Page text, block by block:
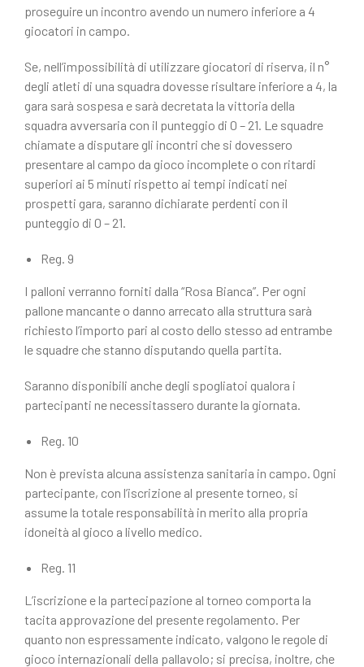
proseguire un incontro avendo un numero inferiore a 4
giocatori in campo.
Se, nell’impossibilità di utilizzare giocatori di riserva, il n°
degli atleti di una squadra dovesse risultare inferiore a 4, la
gara sarà sospesa e sarà decretata la vittoria della
squadra avversaria con il punteggio di 0 – 21. Le squadre
chiamate a disputare gli incontri che si dovessero
presentare al campo da gioco incomplete o con ritardi
superiori ai 5 minuti rispetto ai tempi indicati nei
prospetti gara, saranno dichiarate perdenti con il
punteggio di 0 – 21.
Reg. 9
I palloni verranno forniti dalla “Rosa Bianca”. Per ogni
pallone mancante o danno arrecato alla struttura sarà
richiesto l’importo pari al costo dello stesso ad entrambe
le squadre che stanno disputando quella partita.
Saranno disponibili anche degli spogliatoi qualora i
partecipanti ne necessitassero durante la giornata.
Reg. 10
Non è prevista alcuna assistenza sanitaria in campo. Ogni
partecipante, con l’iscrizione al presente torneo, si
assume la totale responsabilità in merito alla propria
idoneità al gioco a livello medico.
Reg. 11
L’iscrizione e la partecipazione al torneo comporta la
tacita approvazione del presente regolamento. Per
quanto non espressamente indicato, valgono le regole di
gioco internazionali della pallavolo; si precisa, inoltre, che